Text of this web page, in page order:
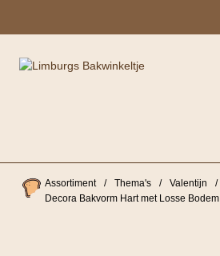
Assortiment / Thema's / Valentijn
/
Decora Bakvorm Hart met Losse Bodem